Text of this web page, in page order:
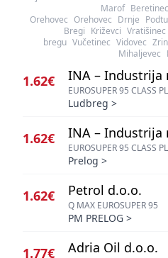
Marof Beretinec
Orehovec Orehovec Drnje
Bregi Križevci Vratišinec
bregu Vučetinec Vidovec
Mihaljevec
1.62€ INA – Industrija
EUROSUPER 95 CLASS
Ludbreg >
1.62€ INA – Industrija
EUROSUPER 95 CLASS
Prelog >
1.62€ Petrol d.o.o.
Q MAX EUROSUPER 95
PM PRELOG >
1.77€ Adria Oil d.o.o.